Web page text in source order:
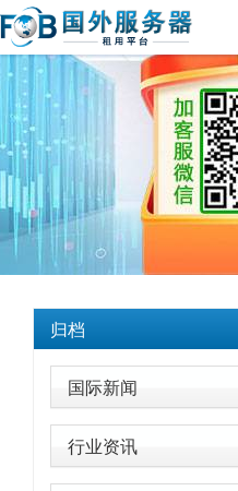
归档
国际新闻
行业资讯